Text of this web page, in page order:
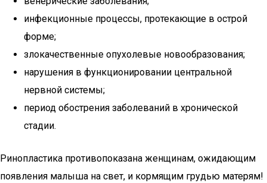
инфекционные процессы, протекающие в острой
форме;
злокачественные опухолевые новообразования;
нарушения в функционировании центральной
нервной системы;
период обострения заболеваний в хронической
стадии.
Ринопластика противопоказана женщинам, ожидающим
появления малыша на свет, и кормящим грудью матерям!